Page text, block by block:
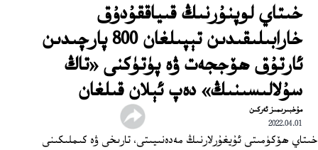
خىتاي لوپنۇرنىڭ قىياققۇدۇق
خارابىلىقىدىن تېپىلغان 800 پارچىدىن
ئارتۇق ھۆججەت ۋە پۈتۈكنى «تاڭ
سۇلالىسىنىڭ» دەپ ئېلان قىلغان
مۇخبىرىمىز ئەركىن
2022.04.01
خىتاي ھۆكۈمىتى ئۇيغۇرلارنىڭ مەدەنىيىتى، تارىخى ۋە كىملىكىنى